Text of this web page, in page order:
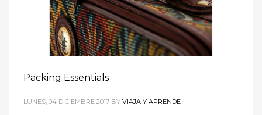
Packing Essentials
LUNES, 04 DICIEMBRE 2017 BY VIAJA Y APRENDE